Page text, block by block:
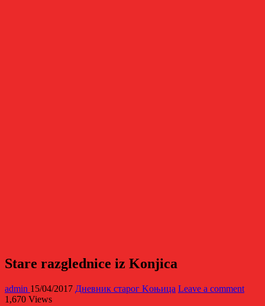
Stare razglednice iz Konjica
admin 15/04/2017 Дневник старог Kоњица Leave a comment
1,670 Views